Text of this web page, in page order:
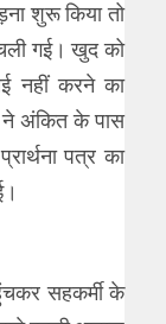
शुरू किया तो
गई। खुद को
नहीं करने का
ने अंकित के पास
पत्र का
सहकर्मी के